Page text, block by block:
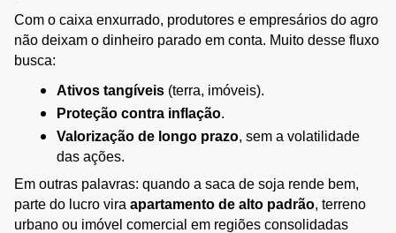
Com o caixa enxurrado, produtores e empresários do agro
não deixam o dinheiro parado em conta. Muito desse fluxo
busca:
Ativos tangíveis (terra, imóveis).
Proteção contra inflação.
Valorização de longo prazo, sem a volatilidade
das ações.
Em outras palavras: quando a saca de soja rende bem,
parte do lucro vira apartamento de alto padrão, terreno
urbano ou imóvel comercial em regiões consolidadas